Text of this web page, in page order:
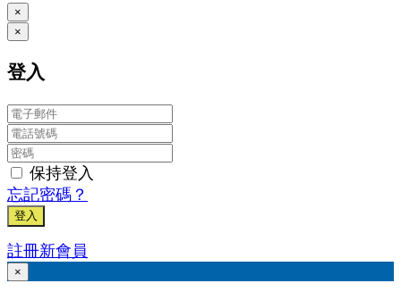
×
×
登入
保持登入
忘記密碼？
登入
註冊新會員
×